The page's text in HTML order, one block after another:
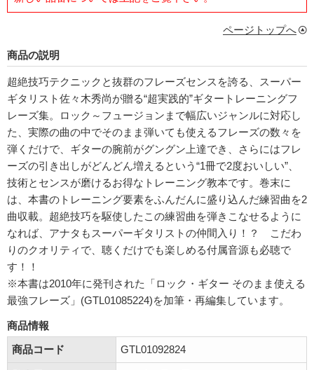
ページトップへ
商品の説明
超絶技巧テクニックと抜群のフレーズセンスを誇る、スーパー
ギタリスト佐々木秀尚が贈る“超実践的”ギタートレーニングフ
レーズ集。ロック～フュージョンまで幅広いジャンルに対応し
た、実際の曲の中でそのまま弾いても使えるフレーズの数々を
弾くだけで、ギターの腕前がグングン上達でき、さらにはフレ
ーズの引き出しがどんどん増えるという“1冊で2度おいしい”、
技術とセンスが磨けるお得なトレーニング教本です。巻末に
は、本書のトレーニング要素をふんだんに盛り込んだ練習曲を2
曲収載。超絶技巧を駆使したこの練習曲を弾きこなせるように
なれば、アナタもスーパーギタリストの仲間入り！？ こだわ
りのクオリティで、聴くだけでも楽しめる付属音源も必聴で
す！！
※本書は2010年に発刊された「ロック・ギター そのまま使える
最強フレーズ」(GTL01085224)を加筆・再編集しています。
商品情報
商品コード
GTL01092824